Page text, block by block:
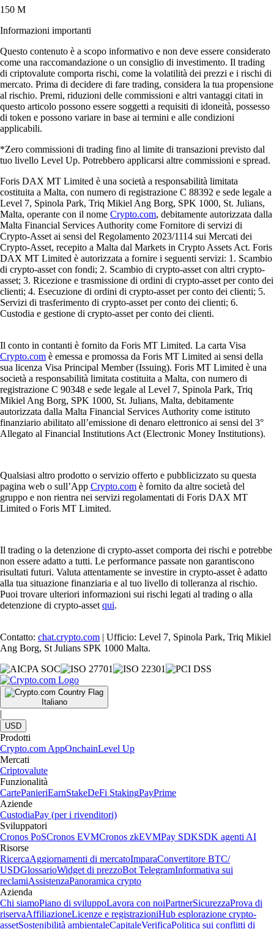
150 M
Informazioni importanti
Questo contenuto è a scopo informativo e non deve essere considerato
come una raccomandazione o un consiglio di investimento. Il trading
di criptovalute comporta rischi, come la volatilità dei prezzi e i rischi di
mercato. Prima di decidere di fare trading, considera la tua propensione
al rischio. Premi, riduzioni delle commissioni e altri vantaggi citati in
questo articolo possono essere soggetti a requisiti di idoneità, possesso
di token e possono variare in base ai termini e alle condizioni
applicabili.
*Zero commissioni di trading fino al limite di transazioni previsto dal
tuo livello Level Up. Potrebbero applicarsi altre commissioni e spread.
Foris DAX MT Limited è una società a responsabilità limitata
costituita a Malta, con numero di registrazione C 88392 e sede legale a
Level 7, Spinola Park, Triq Mikiel Ang Borg, SPK 1000, St. Julians,
Malta, operante con il nome Crypto.com, debitamente autorizzata dalla
Malta Financial Services Authority come Fornitore di servizi di
Crypto-Asset ai sensi del Regolamento 2023/1114 sui Mercati dei
Crypto-Asset, recepito a Malta dal Markets in Crypto Assets Act. Foris
DAX MT Limited è autorizzata a fornire i seguenti servizi: 1. Scambio
di crypto-asset con fondi; 2. Scambio di crypto-asset con altri crypto-
asset; 3. Ricezione e trasmissione di ordini di crypto-asset per conto dei
clienti; 4. Esecuzione di ordini di crypto-asset per conto dei clienti; 5.
Servizi di trasferimento di crypto-asset per conto dei clienti; 6.
Custodia e gestione di crypto-asset per conto dei clienti.
Il conto in contanti è fornito da Foris MT Limited. La carta Visa
Crypto.com è emessa e promossa da Foris MT Limited ai sensi della
sua licenza Visa Principal Member (Issuing). Foris MT Limited è una
società a responsabilità limitata costituita a Malta, con numero di
registrazione C 90348 e sede legale al Level 7, Spinola Park, Triq
Mikiel Ang Borg, SPK 1000, St. Julians, Malta, debitamente
autorizzata dalla Malta Financial Services Authority come istituto
finanziario abilitato all’emissione di denaro elettronico ai sensi del 3°
Allegato al Financial Institutions Act (Electronic Money Institutions).
Qualsiasi altro prodotto o servizio offerto e pubblicizzato su questa
pagina web o sull’App Crypto.com è fornito da altre società del
gruppo e non rientra nei servizi regolamentati di Foris DAX MT
Limited o Foris MT Limited.
Il trading o la detenzione di crypto-asset comporta dei rischi e potrebbe
non essere adatto a tutti. Le performance passate non garantiscono
risultati futuri. Valuta attentamente se investire in crypto-asset è adatto
alla tua situazione finanziaria e al tuo livello di tolleranza al rischio.
Puoi trovare ulteriori informazioni sui rischi legati al trading o alla
detenzione di crypto-asset qui.
Contatto: chat.crypto.com | Ufficio: Level 7, Spinola Park, Triq Mikiel
Ang Borg, St Julians SPK 1000 Malta.
Italiano
|
USD
Prodotti
Crypto.com AppOnchainLevel Up
Mercati
Criptovalute
Funzionalità
CartePanieriEarnStakeDeFi StakingPayPrime
Aziende
CustodiaPay (per i rivenditori)
Sviluppatori
Cronos PoSCronos EVMCronos zkEVMPay SDKSDK agenti AI
Risorse
RicercaAggiornamenti di mercatoImparaConvertitore BTC/
USDGlossarioWidget di prezzoBot TelegramInformativa sui
reclamiAssistenzaPanoramica crypto
Azienda
Chi siamoPiano di sviluppoLavora con noiPartnerSicurezzaProva di
riservaAffiliazioneLicenze e registrazioniHub esplorazione crypto-
assetSostenibilità ambientaleCapitaleVerificaPolitica sui conflitti di